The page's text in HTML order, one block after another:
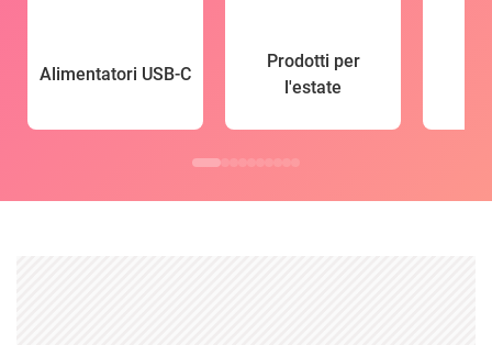
Alimentatori USB-C
Prodotti per
l'estate